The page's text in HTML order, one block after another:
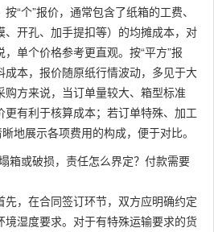
“个”报价，通常包含了纸箱的工费、
、开孔、加手提扣等）的均摊成本，对
单个价格参考更直观。按“平方”报
本，报价随原纸行情波动，多见于大
方来说，当订单量较大、箱型标准
有利于核算成本；若订单特殊、加工
地展示各项费用的构成，便于对比。
箱或破损，责任怎么界定？付款需要
，在合同签订环节，双方应明确约定
湿度要求。对于有特殊运输要求的货